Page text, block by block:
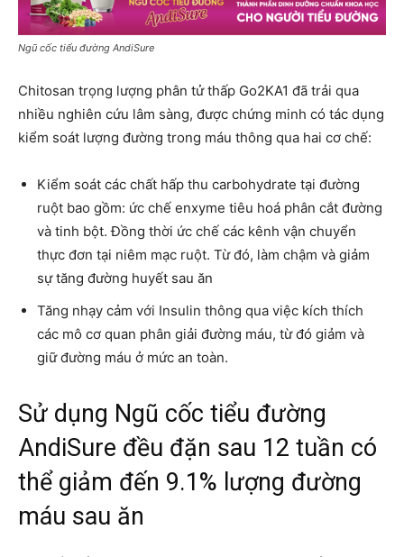
Ngũ cốc tiểu đường AndiSure
Chitosan trọng lượng phân tử thấp Go2KA1 đã trải qua
nhiều nghiên cứu lâm sàng, được chứng minh có tác dụng
kiểm soát lượng đường trong máu thông qua hai cơ chế:
Kiểm soát các chất hấp thu carbohydrate tại đường
ruột bao gồm: ức chế enxyme tiêu hoá phân cắt đường
và tinh bột. Đồng thời ức chế các kênh vận chuyển
thực đơn tại niêm mạc ruột. Từ đó, làm chậm và giảm
sự tăng đường huyết sau ăn
Tăng nhạy cảm với Insulin thông qua việc kích thích
các mô cơ quan phân giải đường máu, từ đó giảm và
giữ đường máu ở mức an toàn.
Sử dụng Ngũ cốc tiểu đường
AndiSure đều đặn sau 12 tuần có
thể giảm đến 9.1% lượng đường
máu sau ăn